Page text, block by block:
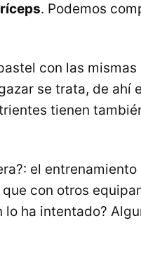
. Podemos
con las
se trata, de ahí
tienen
el
con otros
ha intentado?